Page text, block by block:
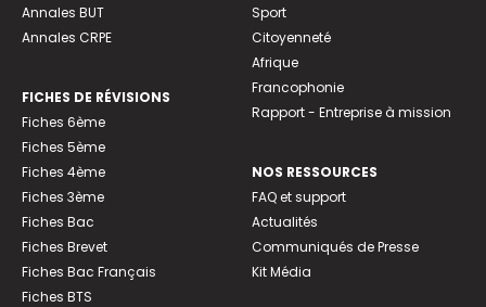
Annales BUT
Annales CRPE
FICHES DE RÉVISIONS
Fiches 6ème
Fiches 5ème
Fiches 4ème
Fiches 3ème
Fiches Bac
Fiches Brevet
Fiches Bac Français
Fiches BTS
Sport
Citoyenneté
Afrique
Francophonie
Rapport - Entreprise à mission
NOS RESSOURCES
FAQ et support
Actualités
Communiqués de Presse
Kit Média